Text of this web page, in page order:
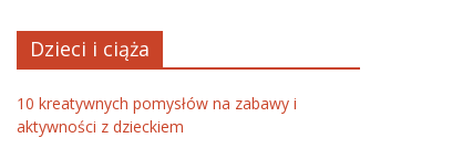
Dzieci i ciąża
10 kreatywnych pomysłów na zabawy i
aktywności z dzieckiem